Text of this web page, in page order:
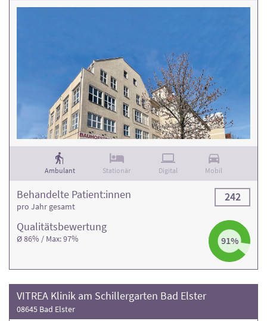
Rehaklinik und die Anzahl der Behandlungsfälle.
Ambulant Stationär Digital Mobil
Qualitäts­bewertung
Ø 86% / Max: 97% 91%
Behandelte Patient:innen
pro Jahr gesamt
242
VITREA Klinik am Schillergarten Bad Elster
08645 Bad Elster